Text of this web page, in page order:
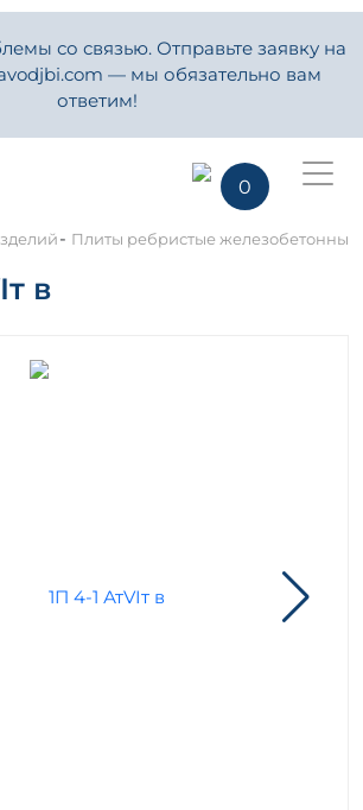
со связью. Отправьте заявку на
— мы обязательно вам
ответим!
0
- Плиты ребристые железобетонные
в